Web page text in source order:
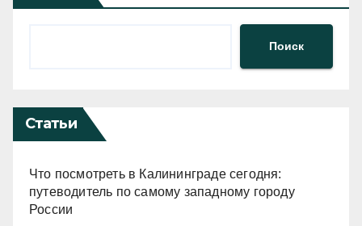
Поиск
Статьи
Что посмотреть в Калининграде сегодня:
путеводитель по самому западному городу
России